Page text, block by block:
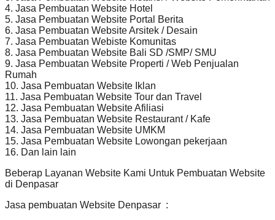
4. Jasa Pembuatan Website Hotel
5. Jasa Pembuatan Website Portal Berita
6. Jasa Pembuatan Website Arsitek / Desain
7. Jasa Pembuatan Webiste Komunitas
8. Jasa Pembuatan Website Bali SD /SMP/ SMU
9. Jasa Pembuatan Website Properti / Web Penjualan
Rumah
10. Jasa Pembuatan Website Iklan
11. Jasa Pembuatan Website Tour dan Travel
12. Jasa Pembuatan Website Afiliasi
13. Jasa Pembuatan Website Restaurant / Kafe
14. Jasa Pembuatan Website UMKM
15. Jasa Pembuatan Website Lowongan pekerjaan
16. Dan lain lain
Beberap Layanan Website Kami Untuk Pembuatan Website
di Denpasar
Jasa pembuatan Website Denpasar :